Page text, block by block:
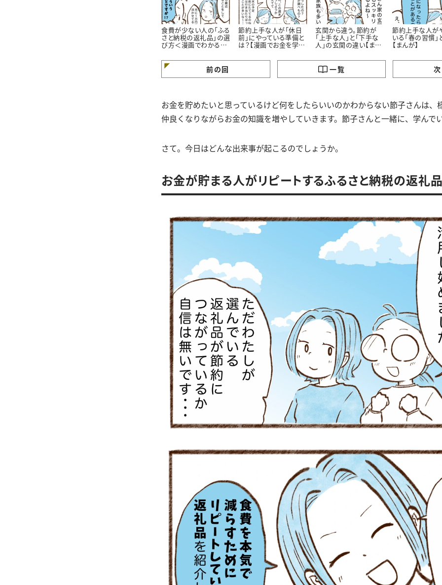
食費が少ない人の「ふる
さと納税の返礼品」の選
び方＜漫画でわかるお
節約上手な人が「休日
前」にやっている準備と
は？【漫画でお金を学
玄関から違う。節約が
「上手な人」と「下手な
人」の玄関の違い【まん
節約上手な人が
いる「春の習慣」
【まんが】
前の回 一覧
お金を貯めたいと思っているけど何をしたらいいのかわからない節子さんは、
仲良くなりながらお金の知識を増やしていきます。節子さんと一緒に、学んで
さて。今日はどんな出来事が起こるのでしょうか。
お金が貯まる人がリピートするふるさと納税の返礼